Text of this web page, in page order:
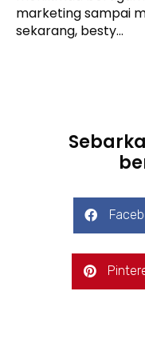
marketing sampai
sekarang, besty…